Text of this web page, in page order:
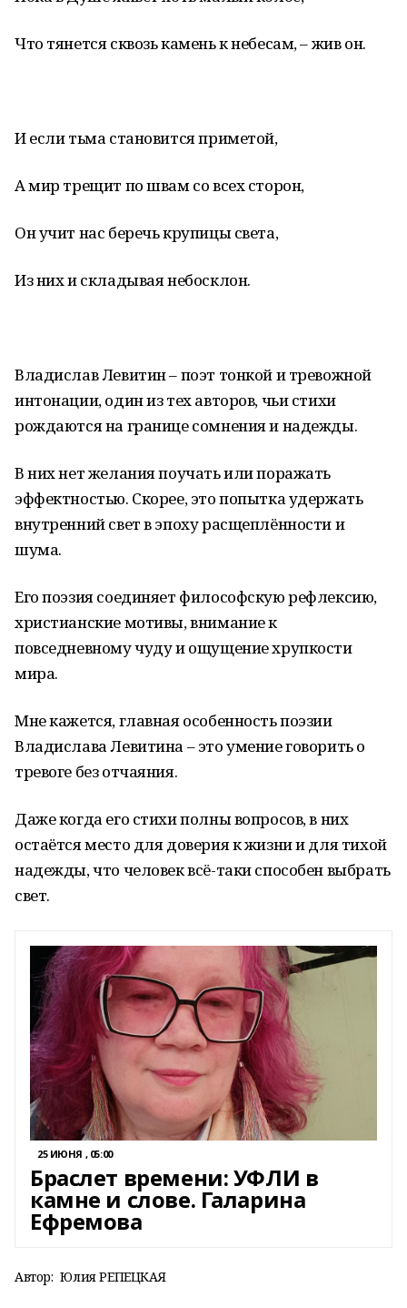
Что тянется сквозь камень к небесам, – жив он.
И если тьма становится приметой,
А мир трещит по швам со всех сторон,
Он учит нас беречь крупицы света,
Из них и складывая небосклон.
Владислав Левитин – поэт тонкой и тревожной
интонации, один из тех авторов, чьи стихи
рождаются на границе сомнения и надежды.
В них нет желания поучать или поражать
эффектностью. Скорее, это попытка удержать
внутренний свет в эпоху расщеплённости и
шума.
Его поэзия соединяет философскую рефлексию,
христианские мотивы, внимание к
повседневному чуду и ощущение хрупкости
мира.
Мне кажется, главная особенность поэзии
Владислава Левитина – это умение говорить о
тревоге без отчаяния.
Даже когда его стихи полны вопросов, в них
остаётся место для доверия к жизни и для тихой
надежды, что человек всё-таки способен выбрать
свет.
25 ИЮНЯ , 05:00
Браслет времени: УФЛИ в
камне и слове. Галарина
Ефремова
Автор: Юлия РЕПЕЦКАЯ